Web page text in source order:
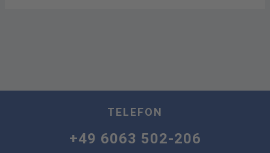
TELEFON
+49 6063 502-206